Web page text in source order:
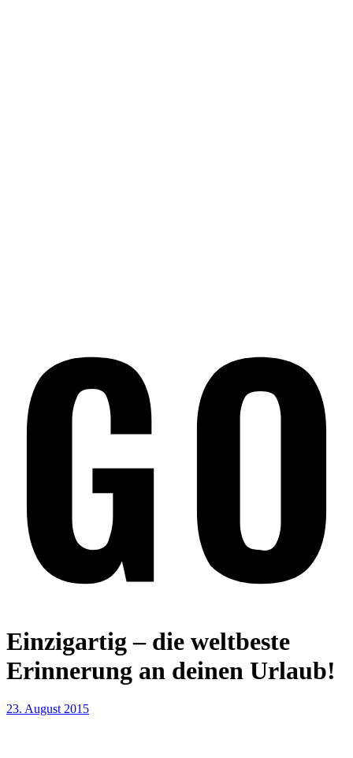
Einzigartig – die weltbeste
Erinnerung an deinen Urlaub!
23. August 2015